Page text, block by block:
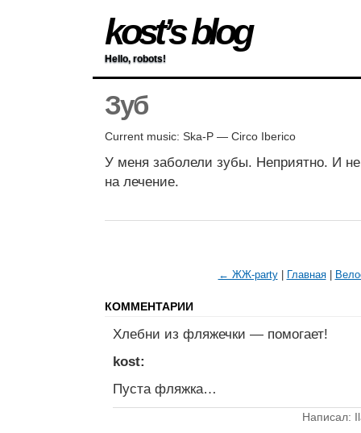
kost’s blog
Hello, robots!
Зуб
Current music: Ska-P — Circo Iberico
У меня заболели зубы. Неприятно. И не
на лечение.
← ЖЖ-party| Главная|
КОММЕНТАРИИ
Хлебни из фляжечки — помогает!
kost:
Пуста фляжка…
Написал: